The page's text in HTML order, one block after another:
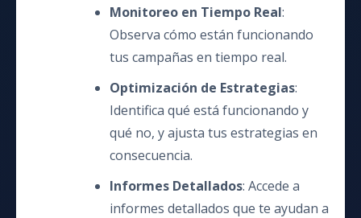
Monitoreo en Tiempo Real:
Observa cómo están funcionando
tus campañas en tiempo real.
Optimización de Estrategias:
Identifica qué está funcionando y
qué no, y ajusta tus estrategias en
consecuencia.
Informes Detallados: Accede a
informes detallados que te ayudan a